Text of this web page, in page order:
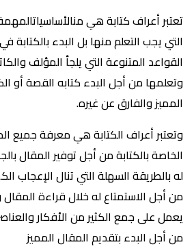
أعراف كتابة هي منالأساسياتالمهمة
يجب التعلم منها بل البدء بالكتابة في
المتنوعة التي يلجأ المؤلف والكاتب
من أجل البدء كتابه القصة أو الكتاب
والفارق عن غيره.
أعراف الكتابة هي معرفة جميع
بالكتابة من أجل توفير المقال بالجودة
السهلة التي تنال الإعجاب الكبير
الاستمتاع له خلال قراءة المقال
على جمع الكثير من الأفكار والعناصر
البدء بتقديم المقال المميز